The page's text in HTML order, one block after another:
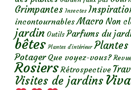
Grimpantes Insectes
incontournables Macro Non
jardin Outils Parfums du
bêtes Plantes d’intérieur Plantes
Potager Que voyez-vous?
Rosiers Rétrospective
Visites de jardins